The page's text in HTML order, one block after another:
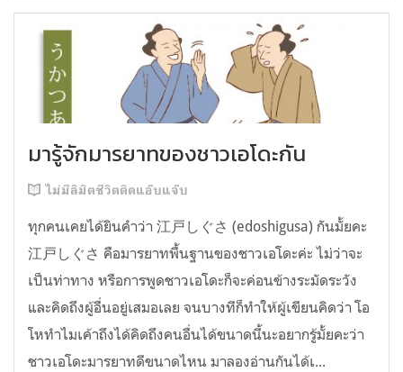
มารู้จักมารยาทของชาวเอโดะกัน
ไม่มีลิมิตชีวิตติดแอ๊บแจ๊บ
ทุกคนเคยได้ยินคำว่า 江戸しぐさ (edoshigusa) กันมั้ยคะ
江戸しぐさ คือมารยาทพื้นฐานของชาวเอโดะค่ะ ไม่ว่าจะ
เป็นท่าทาง หรือการพูดชาวเอโดะก็จะค่อนข้างระมัดระวัง
และคิดถึงผู้อื่นอยู่เสมอเลย จนบางทีก็ทำให้ผู้เขียนคิดว่า โอ
โหทำไมเค้าถึงได้คิดถึงคนอื่นได้ขนาดนี้นะอยากรู้มั้ยคะว่า
ชาวเอโดะมารยาทดีขนาดไหน มาลองอ่านกันได้เ...